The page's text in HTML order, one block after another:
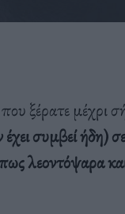
ξέρατε μέχρι
έχει συμβεί
λεοντόψαρα